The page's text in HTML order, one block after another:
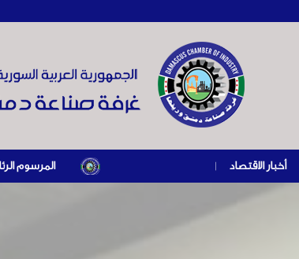
أخبار الاقتصاد | المرسوم الرئاسي رقم /69/ لعام 2026 .. دعم ضريبي للمنشآت المتضررة في إطار مسار التعافي الاقتصادي وإعادة تنشيط الإنتاج